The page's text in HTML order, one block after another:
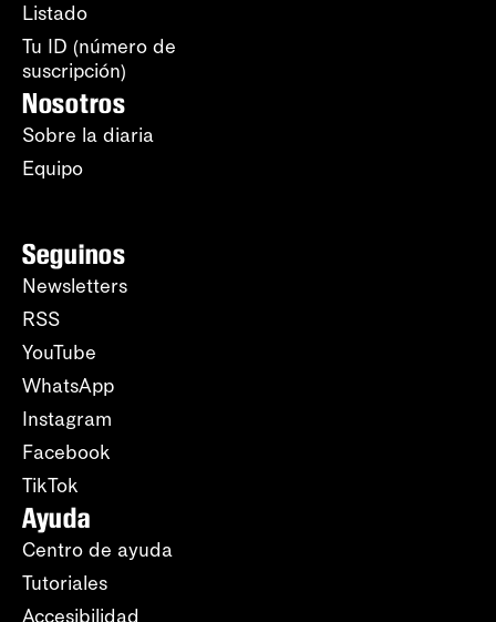
Listado
Tu ID (número de
suscripción)
Nosotros
Sobre la diaria
Equipo
Seguinos
Newsletters
RSS
YouTube
WhatsApp
Instagram
Facebook
TikTok
Ayuda
Centro de ayuda
Tutoriales
Accesibilidad